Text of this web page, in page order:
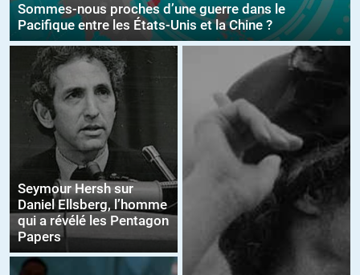
Sommes-nous proches d’une guerre dans le
Pacifique entre les États-Unis et la Chine ?
Seymour Hersh sur
Daniel Ellsberg, l’homme
qui a révélé les Pentagon
Papers